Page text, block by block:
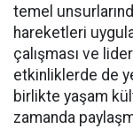
temel
hareketleri
çalışması ve
etkinliklerde de
birlikte yaşam
zamanda